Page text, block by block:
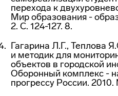
перехода к
Мир образования -
2. С. 124-127. 8.
Гагарина Л.Г., Теплова
и методик для
объектов в городской
Оборонный комплекс -
прогрессу России.